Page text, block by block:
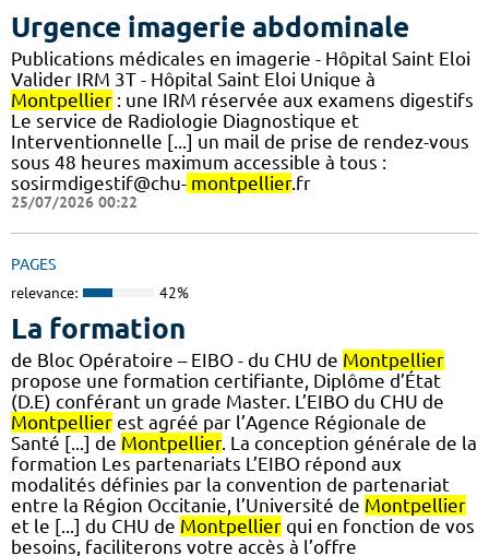
Urgence imagerie abdominale
Publications médicales en imagerie - Hôpital Saint Eloi
Valider IRM 3T - Hôpital Saint Eloi Unique à
Montpellier : une IRM réservée aux examens digestifs
Le service de Radiologie Diagnostique et
Interventionnelle [...] un mail de prise de rendez-vous
sous 48 heures maximum accessible à tous :
sosirmdigestif@chu- montpellier.fr
25/07/2026 00:22
PAGES
relevance: 42%
La formation
de Bloc Opératoire – EIBO - du CHU de Montpellier
propose une formation certifiante, Diplôme d’État
(D.E) conférant un grade Master. L’EIBO du CHU de
Montpellier est agréé par l’Agence Régionale de
Santé [...] de Montpellier. La conception générale de la
formation Les partenariats L’EIBO répond aux
modalités définies par la convention de partenariat
entre la Région Occitanie, l’Université de Montpellier
et le [...] du CHU de Montpellier qui en fonction de vos
besoins, faciliterons votre accès à l’offre